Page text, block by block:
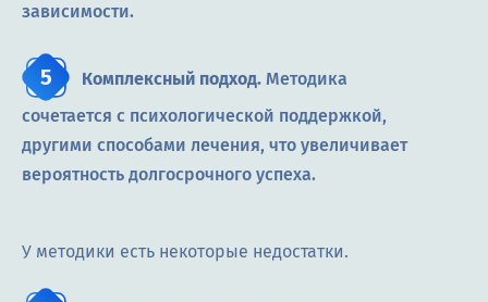
зависимости.
Комплексный подход. Методика
сочетается с психологической поддержкой,
другими способами лечения, что увеличивает
вероятность долгосрочного успеха.
У методики есть некоторые недостатки.